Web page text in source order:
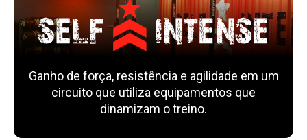
Ganho de força, resistência e agilidade em um
circuito que utiliza equipamentos que
dinamizam o treino.